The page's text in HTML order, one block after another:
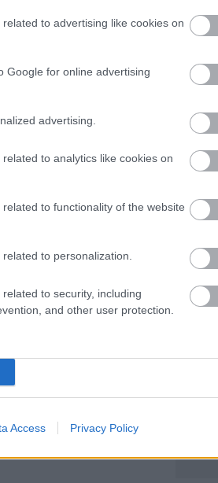
to advertising like cookies on
Google for online advertising
advertising.
to analytics like cookies on
to functionality of the website
to personalization.
to security, including
and other user protection.
Access Privacy Policy